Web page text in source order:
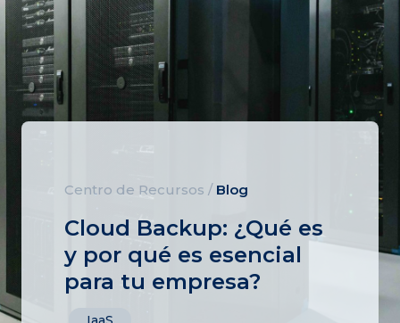
Centro de Recursos / Blog
Cloud Backup: ¿Qué es
y por qué es esencial
para tu empresa?